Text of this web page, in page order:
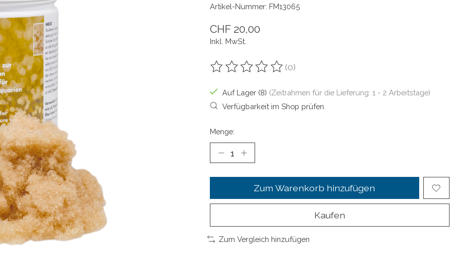
Artikel-Nummer: FM13065
CHF 20,00
Inkl. MwSt.
Die Bewertung dieses Produkts ist
(0)
Auf Lager (8) (Zeitrahmen für die Lieferung: 1 - 2 Arbeitstage)
Verfügbarkeit im Shop prüfen
Menge:
Zum Warenkorb hinzufügen
Kaufen
Zum Vergleich hinzufügen